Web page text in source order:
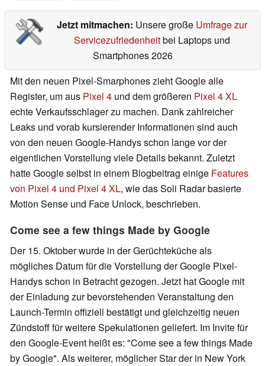
Jetzt mitmachen: Unsere große Umfrage zur
Servicezufriedenheitbei Laptops und
Smartphones 2026
Mit den neuen Pixel-Smarphones zieht Google alle
Register, um aus Pixel 4 und dem größeren Pixel 4 XL
echte Verkaufsschlager zu machen. Dank zahlreicher
Leaks und vorab kursierender Informationen sind auch
von den neuen Google-Handys schon lange vor der
eigentlichen Vorstellung viele Details bekannt. Zuletzt
hatte Google selbst in einem Blogbeitrag einige Features
von Pixel 4 und Pixel 4 XL, wie das Soli Radar basierte
Motion Sense und Face Unlock, beschrieben.
Come see a few things Made by Google
Der 15. Oktober wurde in der Gerüchteküche als
mögliches Datum für die Vorstellung der Google Pixel-
Handys schon in Betracht gezogen. Jetzt hat Google mit
der Einladung zur bevorstehenden Veranstaltung den
Launch-Termin offiziell bestätigt und gleichzeitig neuen
Zündstoff für weitere Spekulationen geliefert. Im Invite für
den Google-Event heißt es: "Come see a few things Made
by Google". Als weiterer, möglicher Star der in New York